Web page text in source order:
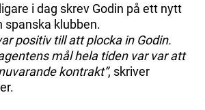
i dag skrev Godin på ett nytt
spanska klubben.
positiv till att plocka in Godin.
mål hela tiden var var att
kontrakt”, skriver